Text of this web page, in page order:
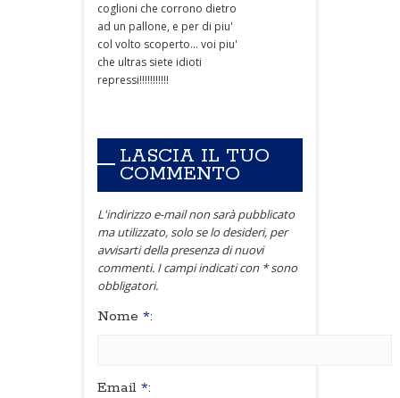
coglioni che corrono dietro
ad un pallone, e per di piu'
col volto scoperto... voi piu'
che ultras siete idioti
repressi!!!!!!!!!!!
LASCIA IL TUO
COMMENTO
L'indirizzo e-mail non sarà pubblicato
ma utilizzato, solo se lo desideri, per
avvisarti della presenza di nuovi
commenti. I campi indicati con * sono
obbligatori.
Nome *:
Email *: